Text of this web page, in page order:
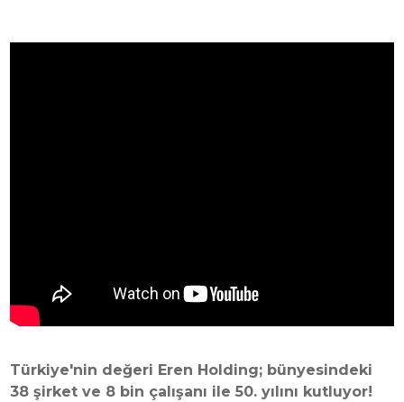
Türkiye'nin değeri Eren Holding; bünyesindeki
38 şirket ve 8 bin çalışanı ile 50. yılını kutluyor!